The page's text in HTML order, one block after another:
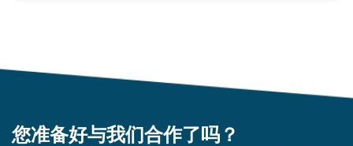
您准备好与我们合作了吗？